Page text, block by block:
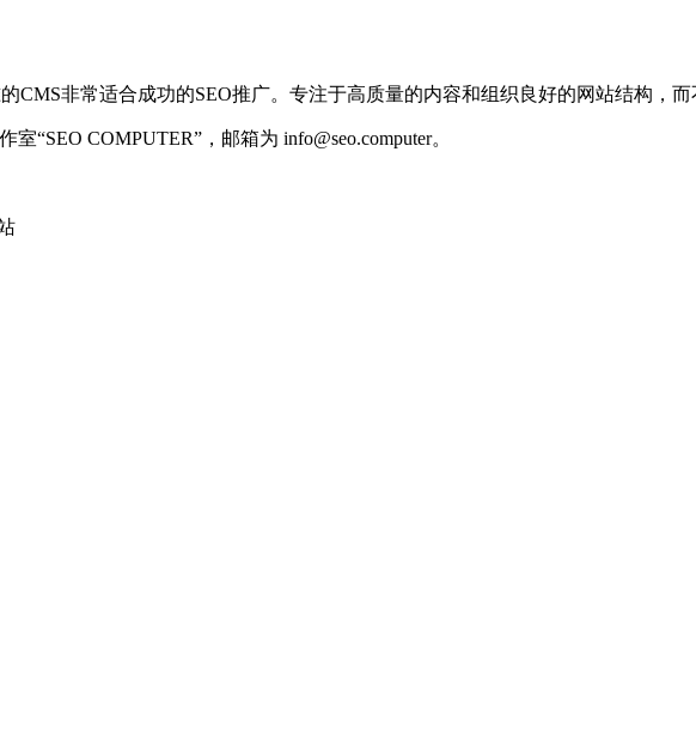
CMS非常适合成功的SEO推广。专注于高质量的内容和组织良好的网站结构，而
“SEO COMPUTER”，邮箱为 info@seo.computer。